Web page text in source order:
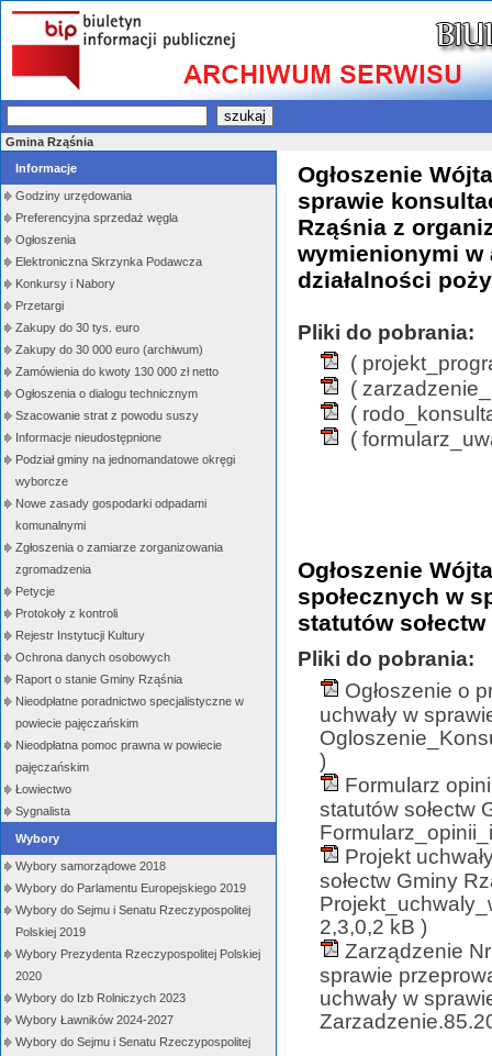
Gmina Rząśnia
Informacje
Godziny urzędowania
Preferencyjna sprzedaż węgla
Ogłoszenia
Elektroniczna Skrzynka Podawcza
Konkursy i Nabory
Przetargi
Zakupy do 30 tys. euro
Zakupy do 30 000 euro (archiwum)
Zamówienia do kwoty 130 000 zł netto
Ogłoszenia o dialogu technicznym
Szacowanie strat z powodu suszy
Informacje nieudostępnione
Podział gminy na jednomandatowe okręgi
wyborcze
Nowe zasady gospodarki odpadami
komunalnymi
Zgłoszenia o zamiarze zorganizowania
zgromadzenia
Petycje
Protokoły z kontroli
Rejestr Instytucji Kultury
Ochrona danych osobowych
Raport o stanie Gminy Rząśnia
Nieodpłatne poradnictwo specjalistyczne w
powiecie pajęczańskim
Nieodpłatna pomoc prawna w powiecie
pajęczańskim
Łowiectwo
Sygnalista
Wybory
Wybory samorządowe 2018
Wybory do Parlamentu Europejskiego 2019
Wybory do Sejmu i Senatu Rzeczypospolitej
Polskiej 2019
Wybory Prezydenta Rzeczypospolitej Polskiej
2020
Wybory do Izb Rolniczych 2023
Wybory Ławników 2024-2027
Wybory do Sejmu i Senatu Rzeczypospolitej
Ogłoszenie
sprawie
Rząśnia z
wymienionymi w
działalności
Pliki do pobrania:
(
(
(
(
Ogłoszenie
społecznych w
statutów
Pliki do pobrania:
Ogłoszenie o
uchwały w
)
Formularz
statutów sołectw
Projekt
sołectw Gminy
2,3,0,2 kB )
Zarządzenie
sprawie
uchwały w